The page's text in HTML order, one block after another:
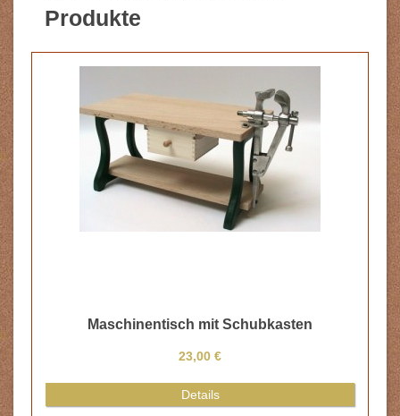
Produkte
Maschinentisch mit Schubkasten
23,00 €
Details